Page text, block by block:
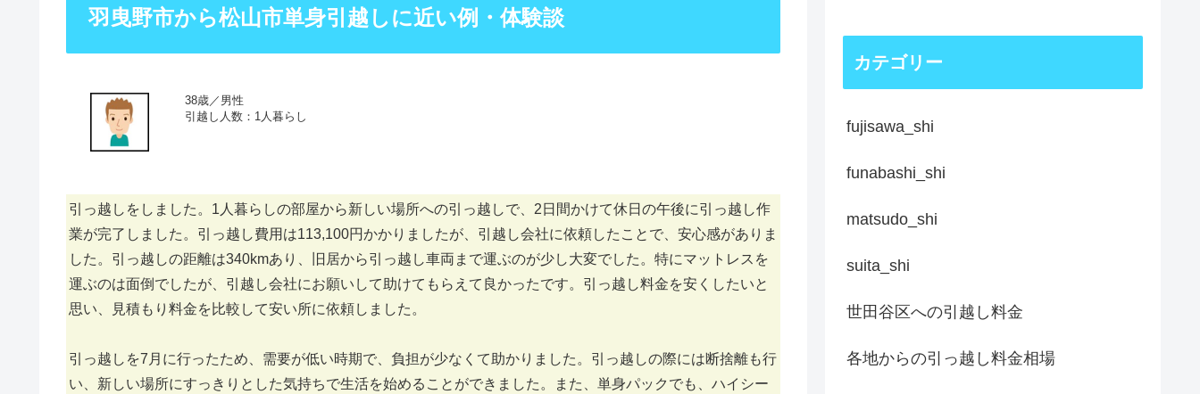
羽曳野市から松山市単身引越しに近い例・体験談
38歳／男性
引越し人数：1人暮らし
引っ越しをしました。1人暮らしの部屋から新しい場所への引っ越しで、2日間かけて休日の午後に引っ越し作
業が完了しました。引っ越し費用は113,100円かかりましたが、引越し会社に依頼したことで、安心感がありま
した。引っ越しの距離は340kmあり、旧居から引っ越し車両まで運ぶのが少し大変でした。特にマットレスを
運ぶのは面倒でしたが、引越し会社にお願いして助けてもらえて良かったです。引っ越し料金を安くしたいと
思い、見積もり料金を比較して安い所に依頼しました。
引っ越しを7月に行ったため、需要が低い時期で、負担が少なくて助かりました。引っ越しの際には断捨離も行
い、新しい場所にすっきりとした気持ちで生活を始めることができました。また、単身パックでも、ハイシー
カテゴリー
fujisawa_shi
funabashi_shi
matsudo_shi
suita_shi
世田谷区への引越し料金
各地からの引っ越し料金相場